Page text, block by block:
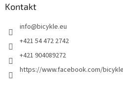
Kontakt
info@bicykle.eu
+421 54 472 2742
+421 904089272
https://www.facebook.com/bicykle